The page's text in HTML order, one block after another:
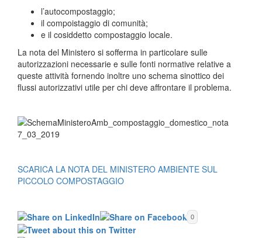
l’autocompostaggio;
il compoistaggio di comunità;
e il cosiddetto compostaggio locale.
La nota del Ministero si sofferma in particolare sulle
autorizzazioni necessarie e sulle fonti normative relative a
queste attività fornendo inoltre uno schema sinottico dei
flussi autorizzativi utile per chi deve affrontare il problema.
SCARICA LA NOTA DEL MINISTERO AMBIENTE SUL
PICCOLO COMPOSTAGGIO
0